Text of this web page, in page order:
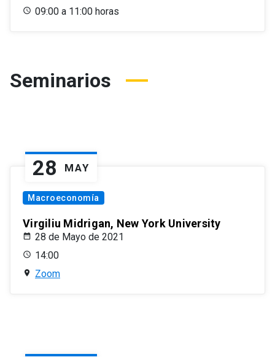
09:00 a 11:00 horas
Seminarios
28 MAY
Macroeconomía
Virgiliu Midrigan, New York University
28 de Mayo de 2021
14:00
Zoom